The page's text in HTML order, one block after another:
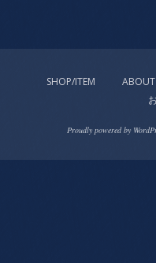
SHOP/ITEM ABOUT
Proudly powered by